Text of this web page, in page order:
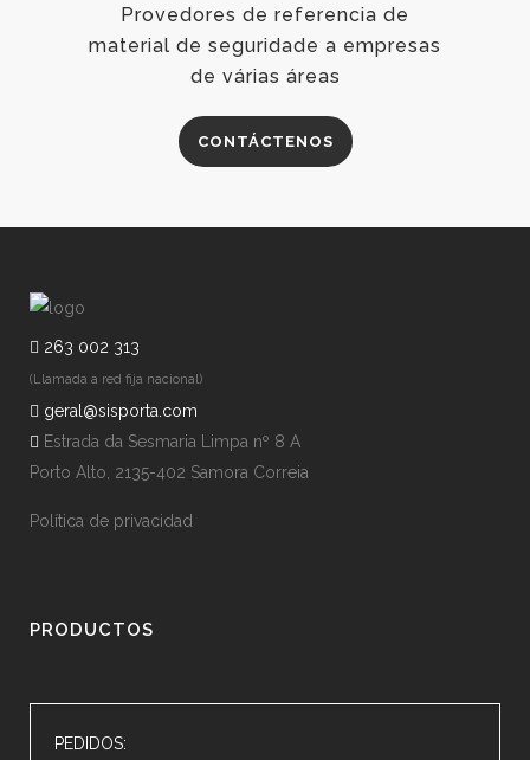
Provedores de referencia de
material de seguridade a empresas
de várias áreas
CONTÁCTENOS
263 002 313
(Llamada a red fija nacional)
geral@sisporta.com
Estrada da Sesmaria Limpa nº 8 A
Porto Alto, 2135-402 Samora Correia
Política de privacidad
PRODUCTOS
PEDIDOS: